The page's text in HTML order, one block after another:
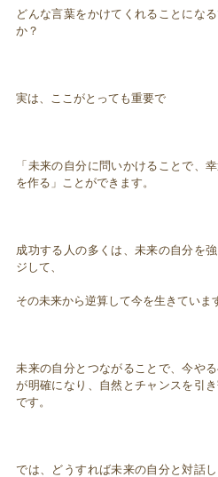
どんな言葉をかけてくれることになる
か？
実は、ここがとっても重要で
「未来の自分に問いかけることで、
を作る」ことができます。
成功する人の多くは、未来の自分を
ジして、
その未来から逆算して今を生きていま
未来の自分とつながることで、今やる
が明確になり、自然とチャンスを引
です。
では、どうすれば未来の自分と対話